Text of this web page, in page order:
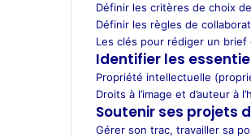
Définir les critères de choix
Définir les règles de
Les clés pour rédiger un brief
Identifier les
Propriété intellectuelle
Droits à l’image et d’auteur à
Soutenir ses projets
Gérer son trac, travailler sa